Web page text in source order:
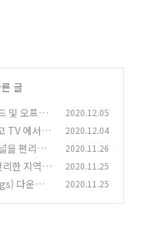
글
및 오프라
2020.12.05
TV 에서 이
2020.12.04
2020.11.26
2020.11.25
다운로
2020.11.25